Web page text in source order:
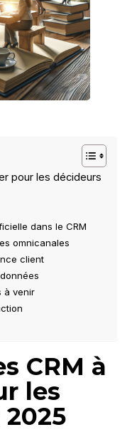
pour les décideurs
dans le CRM
omnicanales
client
à venir
CRM à
les